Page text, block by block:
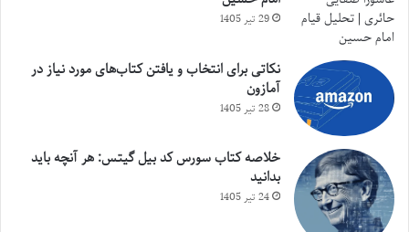
29 تیر 1405
نکاتی برای انتخاب و یافتن کتاب‌های مورد نیاز در
آمازون
28 تیر 1405
خلاصه کتاب سورس کد بیل گیتس: هر آنچه باید
بدانید
24 تیر 1405